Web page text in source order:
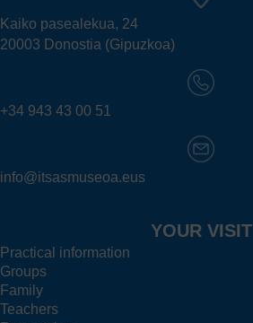
Kaiko pasealekua, 24
20003 Donostia (Gipuzkoa)
+34 943 43 00 51
info@itsasmuseoa.eus
YOUR VISIT
Practical information
Groups
Family
Teachers